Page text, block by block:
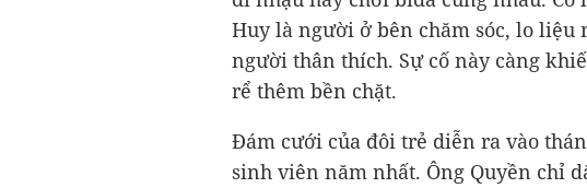
Huy là người ở bên chăm sóc, lo
người thân thích. Sự cố này càng
rể thêm bền chặt.
Đám cưới của đôi trẻ diễn ra vào
sinh viên năm nhất. Ông Quyền chỉ